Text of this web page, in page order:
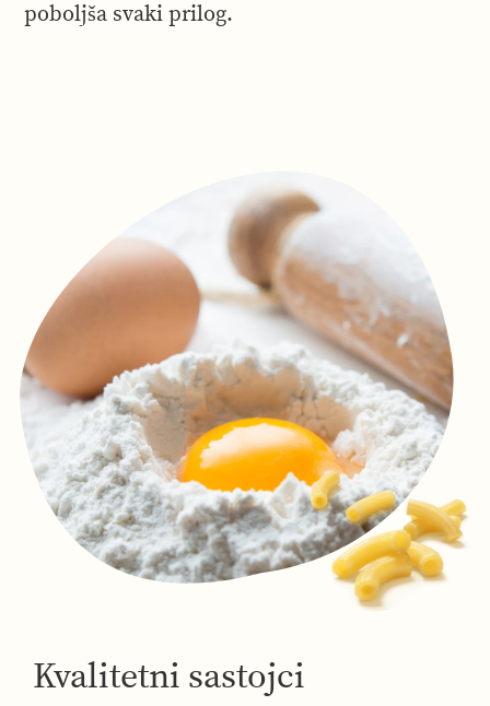
poboljša svaki prilog.
Kvalitetni sastojci